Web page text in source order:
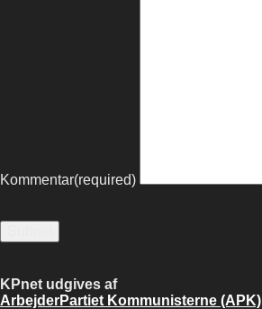
Kommentar(required)
KPnet udgives af
ArbejderPartiet Kommunisterne (APK)